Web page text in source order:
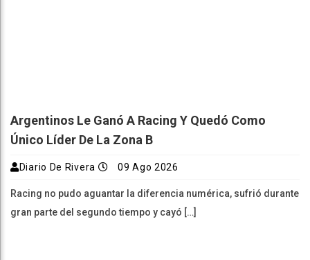
Argentinos Le Ganó A Racing Y Quedó Como
Único Líder De La Zona B
Diario De Rivera 09 Ago 2026
Racing no pudo aguantar la diferencia numérica, sufrió durante
gran parte del segundo tiempo y cayó […]